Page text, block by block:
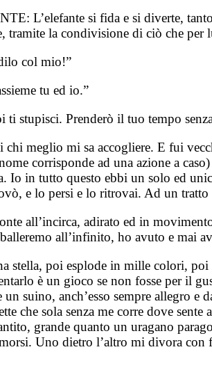
L’elefante si fida e si diverte,
tramite la condivisione di ciò che
col mio!”
tu ed io.”
ti stupisci. Prenderò il tuo tempo
meglio mi sa accogliere. E fui
corrisponde ad una azione a
Io in tutto questo ebbi un solo ed
e lo persi e lo ritrovai. Ad un
all’incirca, adirato ed in
all’infinito, ho avuto e mai
stella, poi esplode in mille colori,
è un gioco se non fosse per il
suino, anch’esso sempre allegro
che sola senza me corre dove
grande quanto un uragano
Uno dietro l’altro mi divora